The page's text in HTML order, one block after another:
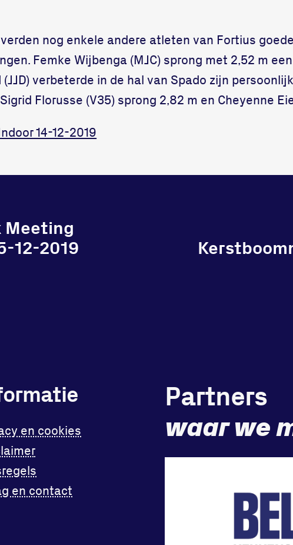
nog enkele andere atleten van Fortius
Femke Wijbenga (MJC) sprong met 2,52 m
verbeterde in de hal van Spado zijn
Florusse (V35) sprong 2,82 m en Cheyenne
14-12-2019
Meeting
12-2019
en cookies
en contact
Partners
waar we